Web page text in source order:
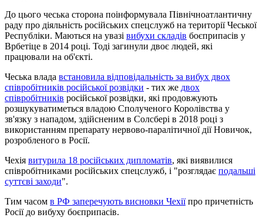
До цього чеська сторона поінформувала Північноатлантичну
раду про діяльність російських спецслужб на території Чеської
Республіки. Маються на увазі вибухи складів боєприпасів у
Врбетіце в 2014 році. Тоді загинули двоє людей, які
працювали на об'єкті.
Чеська влада встановила відповідальність за вибух двох
співробітників російської розвідки - тих же двох
співробітників російської розвідки, які продовжують
розшукуватиметься владою Сполученого Королівства у
зв'язку з нападом, здійсненим в Солсбері в 2018 році з
використанням препарату нервово-паралітичної дії Новичок,
розробленого в Росії.
Чехія витурила 18 російських дипломатів, які виявилися
співробітниками російських спецслужб, і "розглядає подальші
суттєві заходи".
Тим часом в РФ заперечують висновки Чехіїпро причетність
Росії до вибуху боєприпасів.